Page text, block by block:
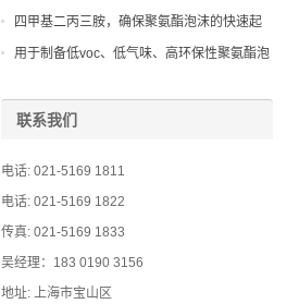
生产，提供高潜伏期和快固化
四甲基二丙三胺，确保聚氨酯泡沫的快速起
发和均匀发泡膨胀
用于制备低voc、低气味、高环保性聚氨酯泡
联系我们
电话: 021-5169 1811
电话: 021-5169 1822
传真: 021-5169 1833
吴经理：183 0190 3156
地址: 上海市宝山区